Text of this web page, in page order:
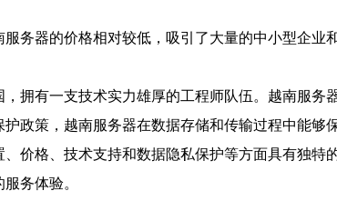
务器的价格相对较低，吸引了大量的中小型企
拥有一支技术实力雄厚的工程师队伍。越南服
政策，越南服务器在数据存储和传输过程中能够
价格、技术支持和数据隐私保护等方面具有独
务体验。